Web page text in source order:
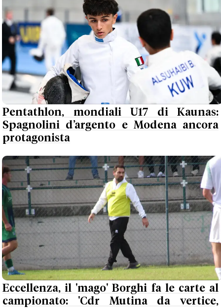
Pentathlon, mondiali U17 di Kaunas:
Spagnolini d’argento e Modena ancora
protagonista
Eccellenza, il 'mago' Borghi fa le carte al
campionato: 'Cdr Mutina da vertice,